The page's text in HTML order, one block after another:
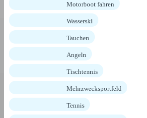
Motorboot fahren
Wasserski
Tauchen
Angeln
Tischtennis
Mehrzwecksportfeld
Tennis